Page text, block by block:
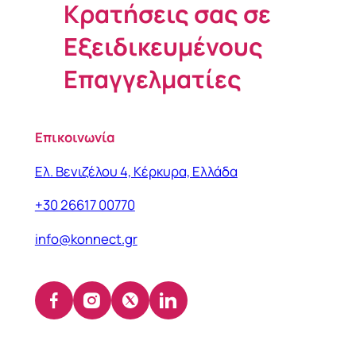
Κρατήσεις σας σε
Εξειδικευμένους
Επαγγελματίες
Επικοινωνία
Ελ. Βενιζέλου 4, Κέρκυρα, Ελλάδα
+30 26617 00770
info@konnect.gr
FacebookInstagram
X
LinkedIn